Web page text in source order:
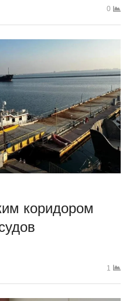
0
коридором
1